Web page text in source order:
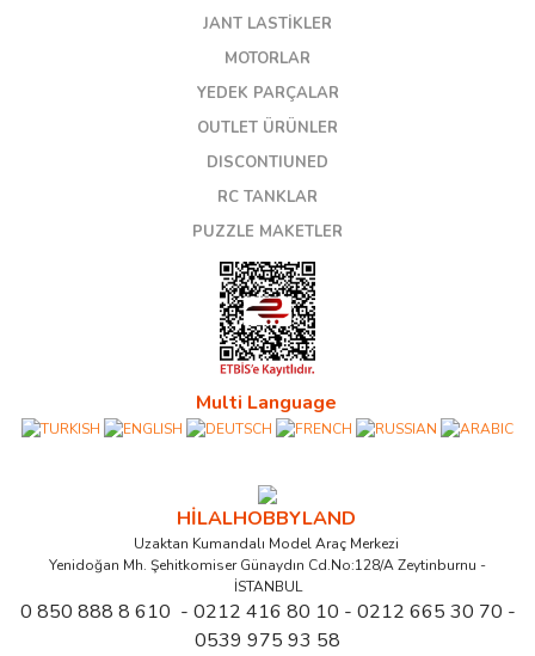
JANT LASTİKLER
MOTORLAR
YEDEK PARÇALAR
OUTLET ÜRÜNLER
DISCONTIUNED
RC TANKLAR
PUZZLE MAKETLER
Multi Language
HİLALHOBBYLAND
Uzaktan Kumandalı Model Araç Merkezi
Yenidoğan Mh. Şehitkomiser Günaydın Cd.No:128/A Zeytinburnu -
İSTANBUL
0 850 888 8 610 - 0212 416 80 10 - 0212 665 30 70 -
0539 975 93 58